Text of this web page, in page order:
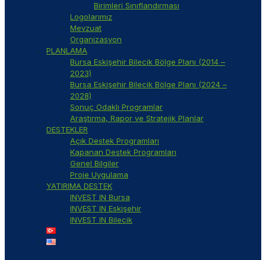
Birimleri Sınıflandırması
Logolarımız
Mevzuat
Organizasyon
PLANLAMA
Bursa Eskişehir Bilecik Bölge Planı (2014 –
2023)
Bursa Eskişehir Bilecik Bölge Planı (2024 –
2028)
Sonuç Odaklı Programlar
Araştırma, Rapor ve Stratejik Planlar
DESTEKLER
Açık Destek Programları
Kapanan Destek Programları
Genel Bilgiler
Proje Uygulama
YATIRIMA DESTEK
INVEST IN Bursa
INVEST IN Eskişehir
INVEST IN Bilecik